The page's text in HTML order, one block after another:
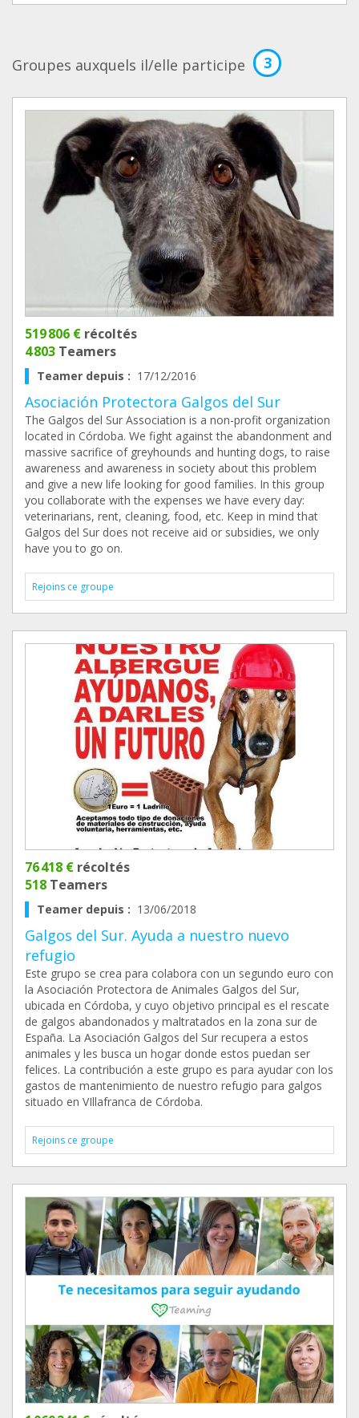
Groupes auxquels il/elle participe 3
519 806 € récoltés
4 803 Teamers
Teamer depuis : 17/12/2016
Asociación Protectora Galgos del Sur
The Galgos del Sur Association is a non-profit organization
located in Córdoba. We fight against the abandonment and
massive sacrifice of greyhounds and hunting dogs, to raise
awareness and awareness in society about this problem
and give a new life looking for good families. In this group
you collaborate with the expenses we have every day:
veterinarians, rent, cleaning, food, etc. Keep in mind that
Galgos del Sur does not receive aid or subsidies, we only
have you to go on.
Rejoins ce groupe
76 418 € récoltés
518 Teamers
Teamer depuis : 13/06/2018
Galgos del Sur. Ayuda a nuestro nuevo
refugio
Este grupo se crea para colabora con un segundo euro con
la Asociación Protectora de Animales Galgos del Sur,
ubicada en Córdoba, y cuyo objetivo principal es el rescate
de galgos abandonados y maltratados en la zona sur de
España. La Asociación Galgos del Sur recupera a estos
animales y les busca un hogar donde estos puedan ser
felices. La contribución a este grupo es para ayudar con los
gastos de mantenimiento de nuestro refugio para galgos
situado en VIllafranca de Córdoba.
Rejoins ce groupe